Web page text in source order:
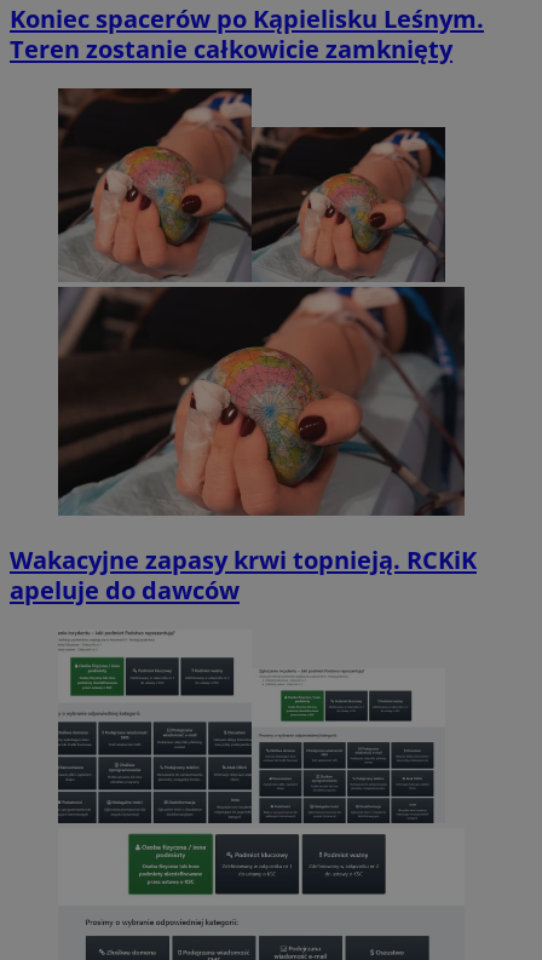
Koniec spacerów po Kąpielisku Leśnym.
Teren zostanie całkowicie zamknięty
Wakacyjne zapasy krwi topnieją. RCKiK
apeluje do dawców